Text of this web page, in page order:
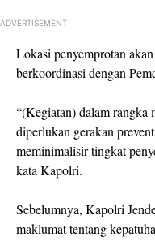
ADVERTISEMENT
Lokasi penyemprotan
berkoordinasi dengan
“(Kegiatan) dalam rangka
diperlukan gerakan
meminimalisir tingkat
kata Kapolri.
Sebelumnya, Kapolri
maklumat tentang